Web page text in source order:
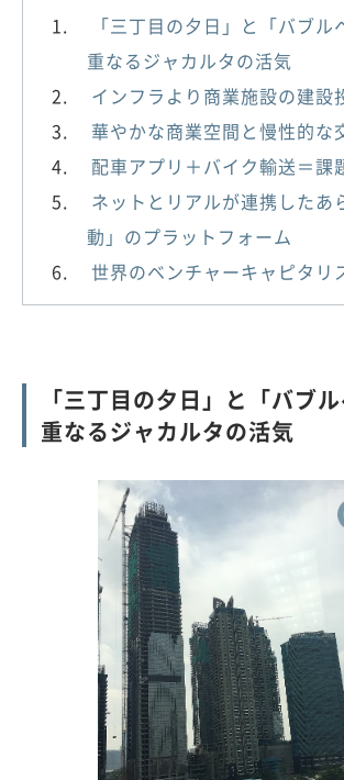
「三丁目の夕日」と「バブル
重なるジャカルタの活気
インフラより商業施設の建設
華やかな商業空間と慢性的な
配車アプリ＋バイク輸送＝課
ネットとリアルが連携したあ
動」のプラットフォーム
世界のベンチャーキャピタリ
「三丁目の夕日」と「バブル
重なるジャカルタの活気